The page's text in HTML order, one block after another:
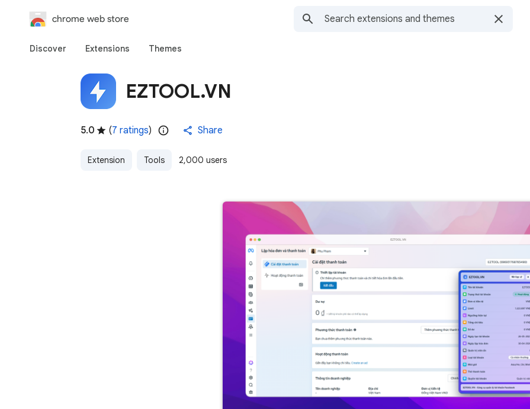
chrome web store
Discover Extensions Themes
EZTOOL.VN
5.0 (7 ratings) Share
Extension Tools 2,000 users